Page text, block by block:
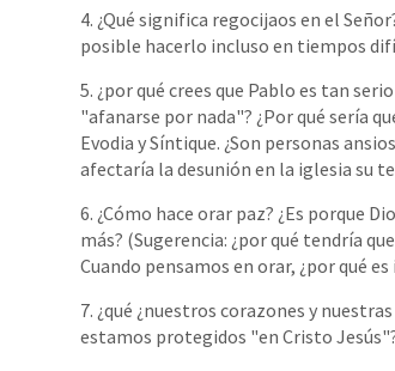
4. ¿Qué significa regocijaos en el
posible hacerlo incluso en tiempos
5. ¿por qué crees que Pablo es tan
"afanarse por nada"? ¿Por qué sería
Evodia y Síntique. ¿Son personas
afectaría la desunión en la iglesia su
6. ¿Cómo hace orar paz? ¿Es porque
más? (Sugerencia: ¿por qué tendría
Cuando pensamos en orar, ¿por qué
7. ¿qué ¿nuestros corazones y
estamos protegidos "en Cristo